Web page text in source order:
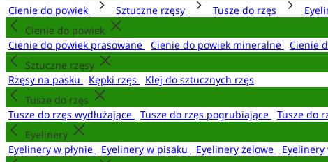
Cienie do powiek
Sztuczne rzęsy Tusze do rzęs
Cienie do powiek
Cienie do powiek prasowane
Cienie do powiek mineralne Cienie
Sztuczne rzęsy
Rzęsy na pasku
Kępki rzęs
Klej do sztucznych rzęs
Tusze do rzęs
Tusze do rzęs wydłużające
Tusze do rzęs pogrubiające Tusze do
Eyelinery
Eyelinery w płynie
Eyelinery w pisaku Eyelinery żelowe